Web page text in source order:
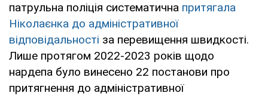
патрульна поліція систематична притягала
Ніколаєнка до адміністративної
відповідальності за перевищення швидкості.
Лише протягом 2022-2023 років щодо
нардепа було винесено 22 постанови про
притягнення до адміністративної